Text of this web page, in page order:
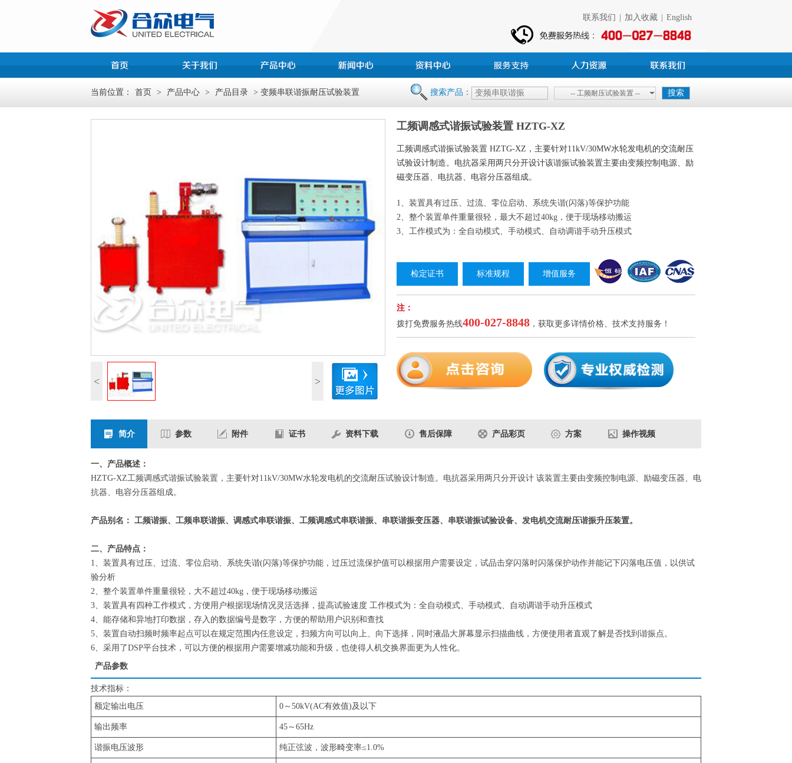
联系我们 加入收藏 English
当前位置： 首页 > 产品中心 > 产品目录 > 变频串联谐振耐压试验装置 搜索产品： -- 工频耐压试验装置 --
< >
工频调感式谐振试验装置 HZTG-XZ
工频调感式谐振试验装置 HZTG-XZ，主要针对11kV/30MW水轮发电机的交流耐压
试验设计制造。电抗器采用两只分开设计该谐振试验装置主要由变频控制电源、励
磁变压器、电抗器、电容分压器组成。
1、装置具有过压、过流、零位启动、系统失谐(闪落)等保护功能
2、整个装置单件重量很轻，最大不超过40kg，便于现场移动搬运
3、工作模式为：全自动模式、手动模式、自动调谐手动升压模式
检定证书 标准规程 增值服务
注：
拨打免费服务热线400-027-8848 ，获取更多详情价格、技术支持服务！
简介 参数 附件 证书 资料下载 售后保障 产品彩页 方案 操作视频
一、产品概述：
HZTG-XZ工频调感式谐振试验装置，主要针对11kV/30MW水轮发电机的交流耐压试验设计制造。电抗器采用两只分开设计 该装置主要由变频控制电源、励磁变压器、电
抗器、电容分压器组成。
产品别名： 工频谐振、工频串联谐振、调感式串联谐振、工频调感式串联谐振、串联谐振变压器、串联谐振试验设备、发电机交流耐压谐振升压装置。
二、产品特点：
1、装置具有过压、过流、零位启动、系统失谐(闪落)等保护功能，过压过流保护值可以根据用户需要设定，试品击穿闪落时闪落保护动作并能记下闪落电压值，以供试
验分析
2、整个装置单件重量很轻，大不超过40kg，便于现场移动搬运
3、装置具有四种工作模式，方便用户根据现场情况灵活选择，提高试验速度 工作模式为：全自动模式、手动模式、自动调谐手动升压模式
4、能存储和异地打印数据，存入的数据编号是数字，方便的帮助用户识别和查找
5、装置自动扫频时频率起点可以在规定范围内任意设定，扫频方向可以向上、向下选择，同时液晶大屏幕显示扫描曲线，方便使用者直观了解是否找到谐振点。
6、采用了DSP平台技术，可以方便的根据用户需要增减功能和升级，也使得人机交换界面更为人性化。
产品参数
技术指标：
额定输出电压
0～50kV(AC有效值)及以下
输出频率 45～65Hz
谐振电压波形 纯正弦波，波形畸变率≤1.0%